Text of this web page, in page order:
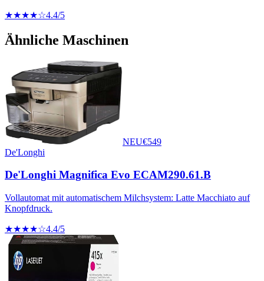
★★★★☆4.4/5
Ähnliche Maschinen
NEU€549
De'Longhi
De'Longhi Magnifica Evo ECAM290.61.B
Vollautomat mit automatischem Milchsystem: Latte Macchiato auf
Knopfdruck.
★★★★☆4.4/5